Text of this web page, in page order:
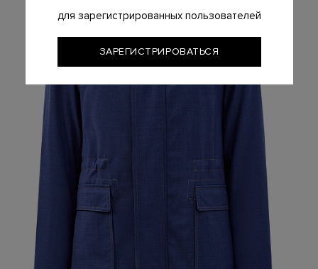
для зарегистрированных пользователей
ЗАРЕГИСТРИРОВАТЬСЯ